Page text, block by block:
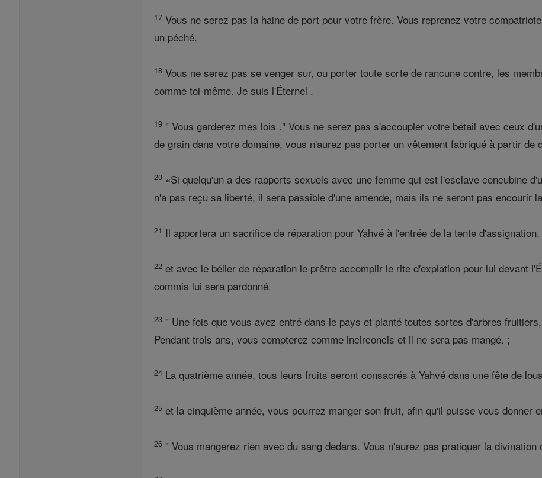
17 Vous ne serez pas la haine de port pour votre frère. Vous reprenez votre
un péché.
18 Vous ne serez pas se venger sur, ou porter toute sorte de rancune contre, les
comme toi-même. Je suis l'Éternel .
19 " Vous garderez mes lois ." Vous ne serez pas s'accoupler votre bétail avec ceux
de grain dans votre domaine, vous n'aurez pas porter un vêtement fabriqué à partir de
20 «Si quelqu'un a des rapports sexuels avec une femme qui est l'esclave concubine
n'a pas reçu sa liberté, il sera passible d'une amende, mais ils ne seront pas encourir
21 Il apportera un sacrifice de réparation pour Yahvé à l'entrée de la tente
22 et avec le bélier de réparation le prêtre accomplir le rite d'expiation pour lui devant
commis lui sera pardonné.
23 " Une fois que vous avez entré dans le pays et planté toutes sortes d'arbres
Pendant trois ans, vous compterez comme incirconcis et il ne sera pas mangé. ;
24 La quatrième année, tous leurs fruits seront consacrés à Yahvé dans une fête de
25 et la cinquième année, vous pourrez manger son fruit, afin qu'il puisse vous donner
26 " Vous mangerez rien avec du sang dedans. Vous n'aurez pas pratiquer la divination